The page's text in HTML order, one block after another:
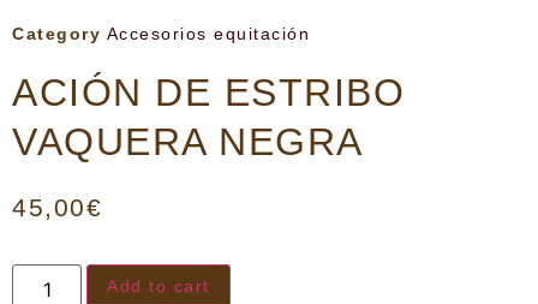
Category Accesorios equitación
ACIÓN DE ESTRIBO
VAQUERA NEGRA
45,00€
Add to cart